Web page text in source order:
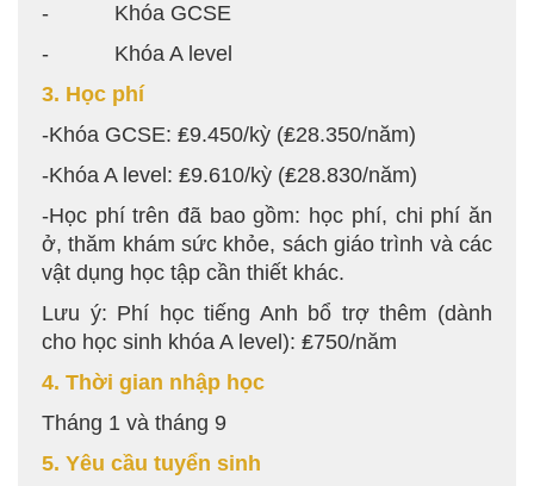
- Khóa GCSE
- Khóa A level
3. Học phí
-Khóa GCSE: ₤9.450/kỳ (₤28.350/năm)
-Khóa A level: ₤9.610/kỳ (₤28.830/năm)
-Học phí trên đã bao gồm: học phí, chi phí ăn
ở, thăm khám sức khỏe, sách giáo trình và các
vật dụng học tập cần thiết khác.
Lưu ý: Phí học tiếng Anh bổ trợ thêm (dành
cho học sinh khóa A level): ₤750/năm
4. Thời gian nhập học
Tháng 1 và tháng 9
5. Yêu cầu tuyển sinh